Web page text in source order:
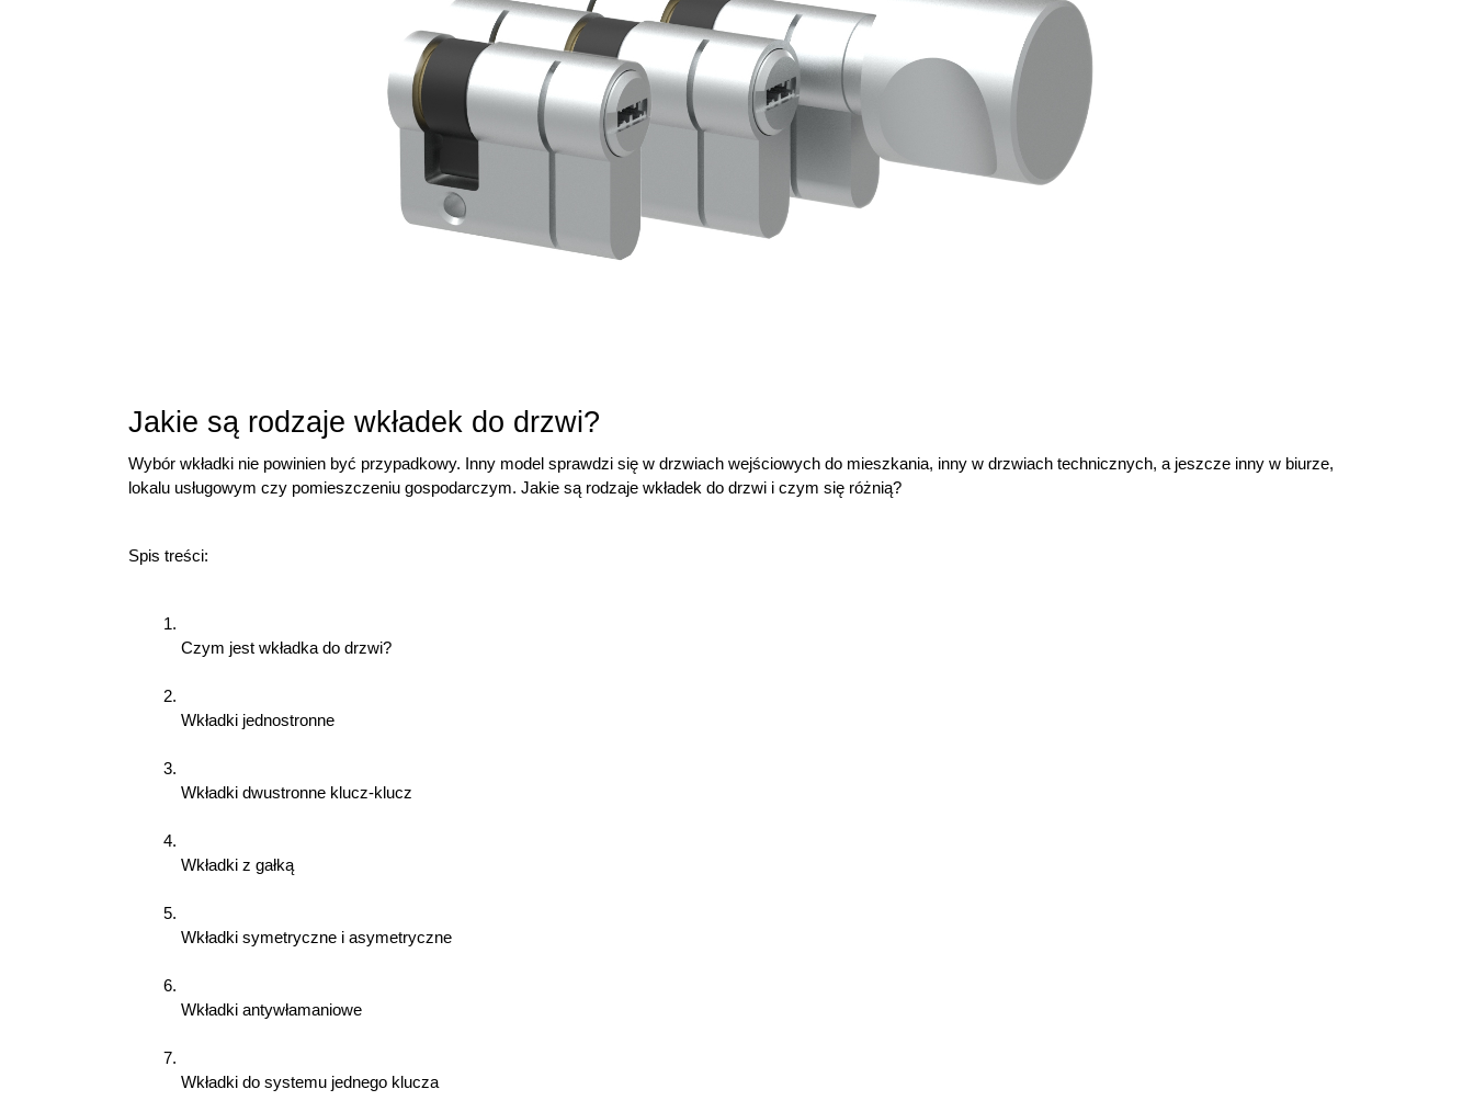
Jakie są rodzaje wkładek do drzwi?
Wybór wkładki nie powinien być przypadkowy. Inny model sprawdzi się w drzwiach wejściowych do mieszkania, inny w drzwiach technicznych, a jeszcze inny w biurze,
lokalu usługowym czy pomieszczeniu gospodarczym. Jakie są rodzaje wkładek do drzwi i czym się różnią?
Spis treści:
Czym jest wkładka do drzwi?
Wkładki jednostronne
Wkładki dwustronne klucz-klucz
Wkładki z gałką
Wkładki symetryczne i asymetryczne
Wkładki antywłamaniowe
Wkładki do systemu jednego klucza